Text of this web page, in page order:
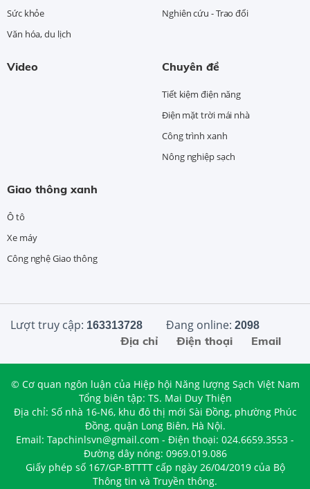
Sức khỏe
Văn hóa, du lịch
Nghiên cứu - Trao đổi
Video Chuyên đề
Tiết kiệm điện năng
Điện mặt trời mái nhà
Công trình xanh
Nông nghiệp sạch
Giao thông xanh
Ô tô
Xe máy
Công nghệ Giao thông
Lượt truy cập: 163313728 Đang online: 2098
Email
Điện thoại
Địa chỉ
© Cơ quan ngôn luận của Hiệp hội Năng lượng Sạch Việt Nam
Tổng biên tập: TS. Mai Duy Thiện
Địa chỉ: Số nhà 16-N6, khu đô thị mới Sài Đồng, phường Phúc
Đồng, quận Long Biên, Hà Nội.
Email: Tapchinlsvn@gmail.com - Điện thoại: 024.6659.3553 -
Đường dây nóng: 0969.019.086
Giấy phép số 167/GP-BTTTT cấp ngày 26/04/2019 của Bộ
Thông tin và Truyền thông.